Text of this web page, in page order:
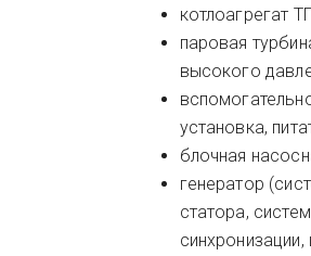
котлоагрегат
паровая
высокого
установка,
блочная
генератор
статора,